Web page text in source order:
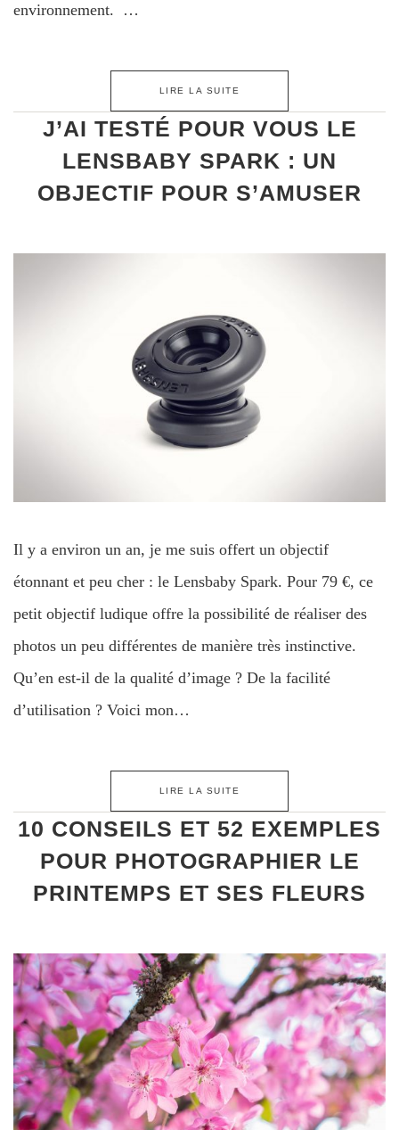
environnement. …
LIRE LA SUITE
J’AI TESTÉ POUR VOUS LE
LENSBABY SPARK : UN
OBJECTIF POUR S’AMUSER
Il y a environ un an, je me suis offert un objectif
étonnant et peu cher : le Lensbaby Spark. Pour 79 €, ce
petit objectif ludique offre la possibilité de réaliser des
photos un peu différentes de manière très instinctive.
Qu’en est-il de la qualité d’image ? De la facilité
d’utilisation ? Voici mon…
LIRE LA SUITE
10 CONSEILS ET 52 EXEMPLES
POUR PHOTOGRAPHIER LE
PRINTEMPS ET SES FLEURS